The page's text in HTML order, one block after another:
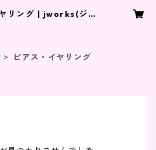
リング | jworks(ジェ
ピアス・イヤリング